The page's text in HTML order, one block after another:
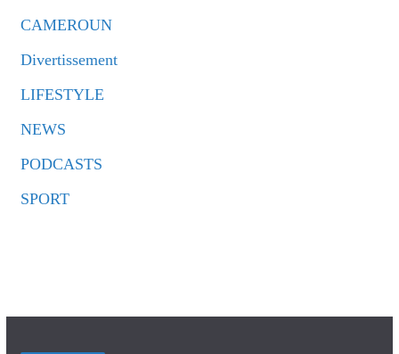
CAMEROUN
Divertissement
LIFESTYLE
NEWS
PODCASTS
SPORT